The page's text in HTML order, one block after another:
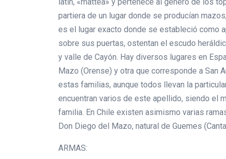
partiera de un lugar donde se producían
es el lugar exacto donde se estableció como
sobre sus puertas, ostentan el escudo
y valle de Cayón. Hay diversos lugares en
Mazo (Orense) y otra que corresponde a San
estas familias, aunque todos llevan la
encuentran varios de este apellido, siendo el
familia. En Chile existen asimismo varias
Don Diego del Mazo, natural de Guemes
ARMAS: